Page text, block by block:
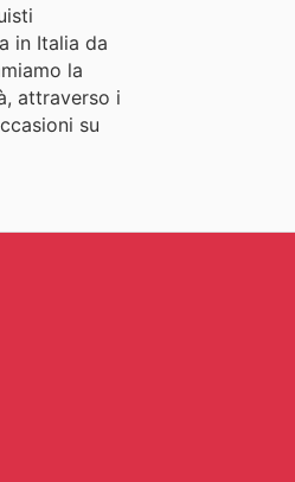
in Italia da
la
attraverso i
su